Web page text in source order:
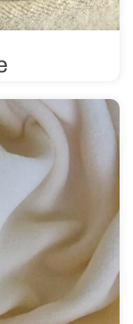
pętelki po jednej
i chłonna.